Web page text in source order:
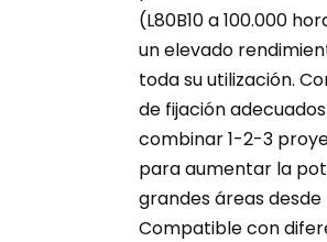
(L80B10 a 100.000
un elevado
toda su utilización.
de fijación
combinar 1-2-3
para aumentar la
grandes áreas
Compatible con